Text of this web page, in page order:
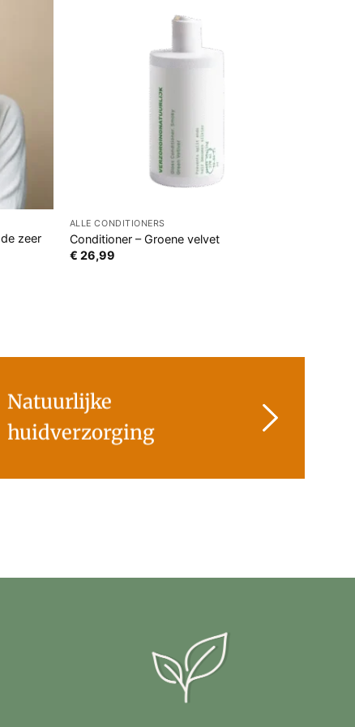
zeer
ALLE CONDITIONERS
Conditioner – Groene velvet
€ 26,99
Natuurlijke
huidverzorging